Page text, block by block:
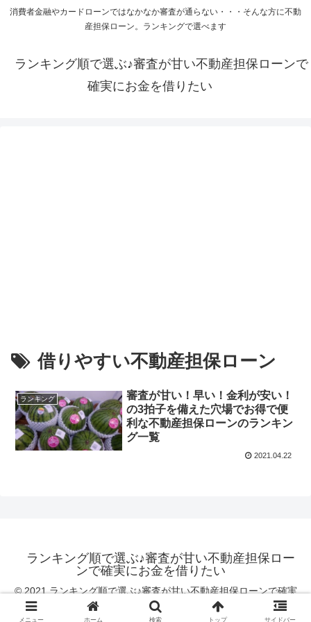
消費者金融やカードローンではなかなか審査が通らない・・・そんな方に不動
産担保ローン。ランキングで選べます
ランキング順で選ぶ♪審査が甘い不動産担保ローンで
確実にお金を借りたい
借りやすい不動産担保ローン
ランキング
審査が甘い！早い！金利が安い！
の3拍子を備えた穴場でお得で便
利な不動産担保ローンのランキン
グ一覧
2021.04.22
ランキング順で選ぶ♪審査が甘い不動産担保ロー
ンで確実にお金を借りたい
© 2021 ランキング順で選ぶ♪審査が甘い不動産担保ローンで確実
にお金を借りたい.
メニュー ホーム 検索 トップ サイドバー